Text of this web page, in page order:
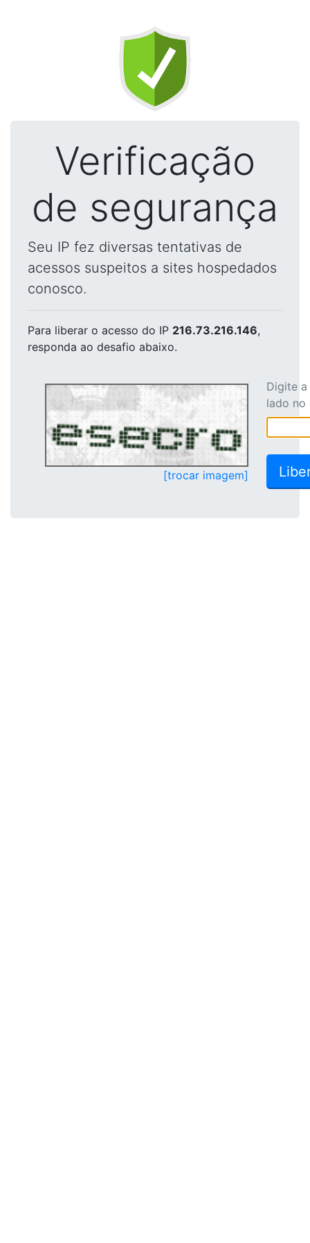
Verificação
de segurança
Seu IP fez diversas tentativas de
acessos suspeitos a sites hospedados
conosco.
Para liberar o acesso do IP 216.73.216.146,
responda ao desafio abaixo.
[trocar imagem]
Digite
lado no